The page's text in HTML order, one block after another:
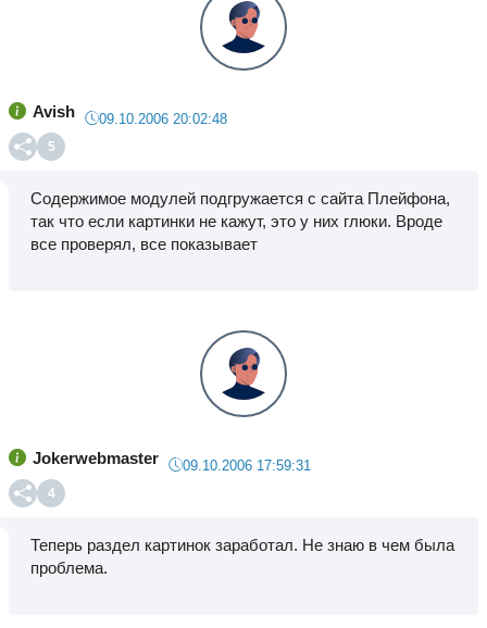
Avish 09.10.2006 20:02:48
5
Содержимое модулей подгружается с сайта Плейфона,
так что если картинки не кажут, это у них глюки. Вроде
все проверял, все показывает
Jokerwebmaster 09.10.2006 17:59:31
4
Теперь раздел картинок заработал. Не знаю в чем была
проблема.